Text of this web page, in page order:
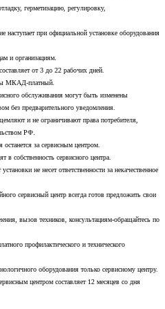
герметизацию, регулировку,
наступает при официальной установке оборудования
и организациям.
от 3 до 22 рабочих дней.
МКАД-платный.
обслуживания могут быть изменены
без предварительного уведомления.
и не ограничивают права потребителя,
РФ.
за сервисным центром.
в собственность сервисного центра.
не несет ответственности за некачественное
сервисный центр всегда готов предложить свои
вызов техников, консультациям-обращайтесь по
профилактического и технического
оборудования только сервисному центру.
центром составляет 12 месяцев со дня